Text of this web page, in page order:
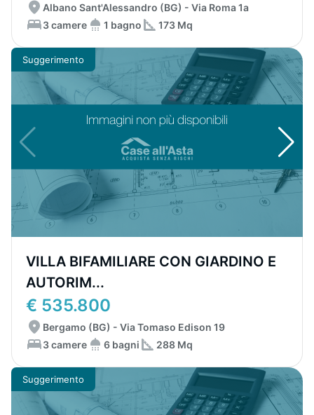
Albano Sant'Alessandro (BG) - Via Roma 1a
3 camere
1 bagno 173 Mq
Suggerimento
VILLA BIFAMILIARE CON GIARDINO E
AUTORIM...
€ 535.800
Bergamo (BG) - Via Tomaso Edison 19
3 camere
6 bagni 288 Mq
Suggerimento